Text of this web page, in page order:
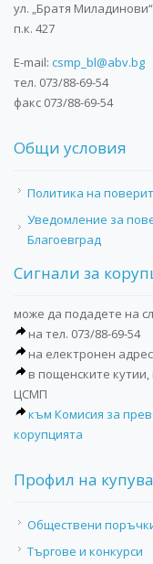
ул. „Братя Миладинови“
п.к. 427
E-mail: csmp_bl@abv.bg
тел. 073/88-69-54
факс 073/88-69-54
Общи условия
Политика на
Уведомление за
Благоевград
Сигнали за
може да подадете на
на тел. 073/88-69-54
на електронен
в пощенските
ЦСМП
към Комисия за
корупцията
Профил на
Обществени
Търгове и конкурси